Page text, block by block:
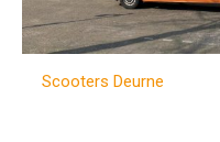
Scooters Deurne